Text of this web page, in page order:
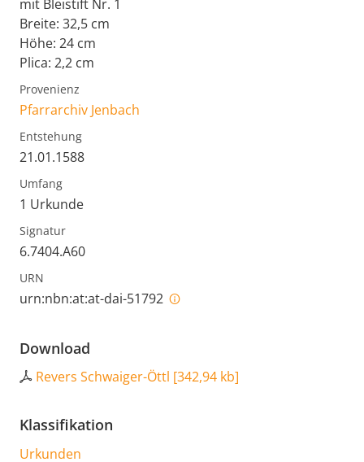
mit Bleistift Nr. 1
Breite: 32,5 cm
Höhe: 24 cm
Plica: 2,2 cm
Provenienz
Pfarrarchiv Jenbach
Entstehung
21.01.1588
Umfang
1 Urkunde
Signatur
6.7404.A60
URN
urn:nbn:at:at-dai-51792
Download
Revers Schwaiger-Öttl [342,94 kb]
Klassifikation
Urkunden